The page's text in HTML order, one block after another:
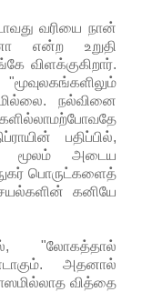
வரியை நான்
என்ற உறுதி
விளக்குகிறார்.
நல்வினை
பதிப்பில்,
மூலம் அடைய
பொருட்களைத்
கனியே
"லோகத்தால்
அதனால்
வித்தை